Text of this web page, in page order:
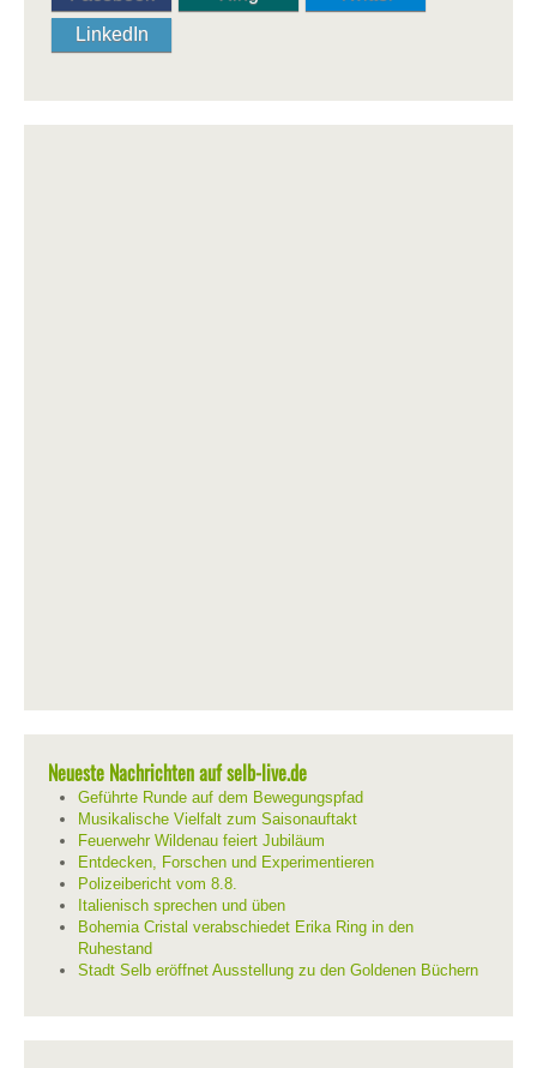
LinkedIn
Neueste Nachrichten auf selb-live.de
Geführte Runde auf dem Bewegungspfad
Musikalische Vielfalt zum Saisonauftakt
Feuerwehr Wildenau feiert Jubiläum
Entdecken, Forschen und Experimentieren
Polizeibericht vom 8.8.
Italienisch sprechen und üben
Bohemia Cristal verabschiedet Erika Ring in den
Ruhestand
Stadt Selb eröffnet Ausstellung zu den Goldenen Büchern